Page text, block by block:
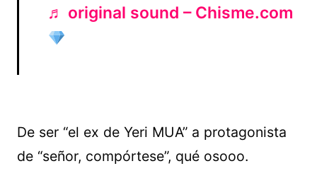
♬ original sound – Chisme.com
De ser “el ex de Yeri MUA” a protagonista
de “señor, compórtese”, qué osooo.